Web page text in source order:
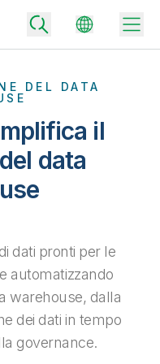
e integrazione di Qlik
supportare decisioni più
dei dati.
giusto piano di analytics.
DEL DATA
il
data
dati pronti per le
automatizzando
warehouse, dalla
dei dati in tempo
governance.